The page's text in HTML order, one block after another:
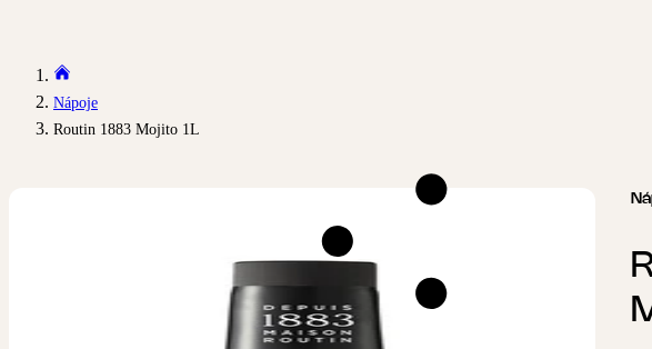
Nápoje
Routin 1883 Mojito 1L